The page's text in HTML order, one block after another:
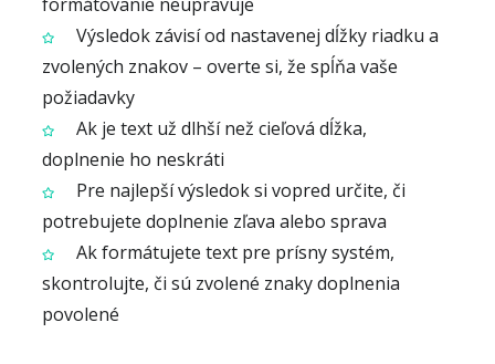
Výsledok závisí od nastavenej dĺžky riadku a
zvolených znakov – overte si, že spĺňa vaše
požiadavky
Ak je text už dlhší než cieľová dĺžka,
doplnenie ho neskráti
Pre najlepší výsledok si vopred určite, či
potrebujete doplnenie zľava alebo sprava
Ak formátujete text pre prísny systém,
skontrolujte, či sú zvolené znaky doplnenia
povolené